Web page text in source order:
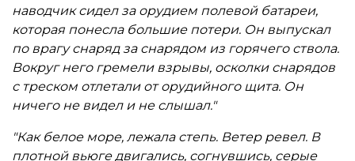
наводчик сидел за орудием полевой батареи,
которая понесла большие потери. Он выпускал
по врагу снаряд за снарядом из горячего ствола.
Вокруг него гремели взрывы, осколки снарядов
с треском отлетали от орудийного щита. Он
ничего не видел и не слышал."
"Как белое море, лежала степь. Ветер ревел. В
плотной вьюге двигались, согнувшись, серые